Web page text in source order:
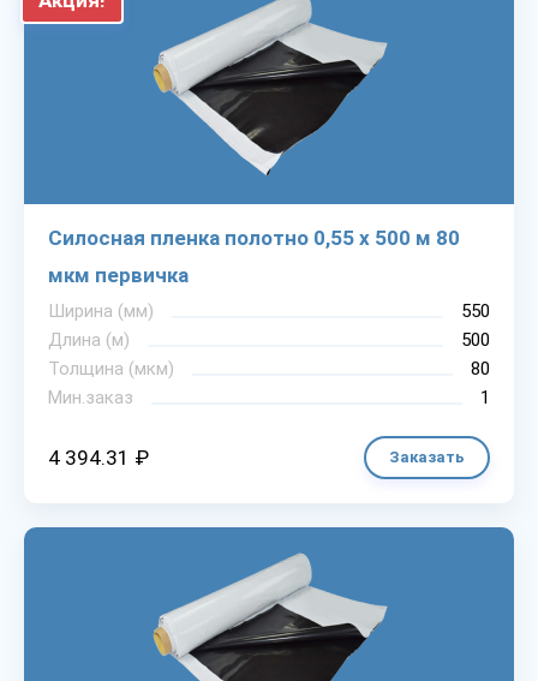
Силосная пленка полотно 0,55 х 500 м 80
мкм первичка
Ширина (мм)
550
Длина (м)
500
Толщина (мкм)
80
Мин.заказ
1
4 394.31 ₽ Заказать